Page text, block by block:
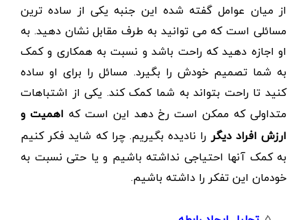
از میان عوامل گفته شده این جنبه یکی از ساده ترین
مسائلی است که می توانید به طرف مقابل نشان دهید. به
او اجازه دهید که راحت باشد و نسبت به همکاری و کمک
به شما تصمیم خودش را بگیرد. مسائل را برای او ساده
کنید تا راحت بتواند به شما کمک کند. یکی از اشتباهات
متداولی که ممکن است رخ دهد این است که اهمیت و
ارزش افراد دیگر را نادیده بگیریم. چرا که شاید فکر کنیم
به کمک آنها احتیاجی نداشته باشیم و یا حتی نسبت به
خودمان این تفکر را داشته باشیم.